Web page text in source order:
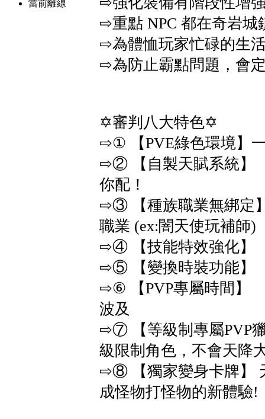
當前離線
⇨重點 NPC 都在奇岩城
⇨為體恤玩家忙碌的生
⇨為防止霸點問題，會
✡審判八大特色✡
⇨① 【PVE綠色環境】
⇨② 【自製天賦系統】
你配！
⇨③ 【種族職業無綁定
職業 (ex:闇天使玩補師)
⇨④ 【技能特效強化】
⇨⑤ 【變換時裝功能】
⇨⑥ 【PVP專屬時間】
波及
⇨⑦ 【等級制專屬PVP
級限制角色，不會天降
⇨⑧ 【獨家變身卡牌】
成怪物打怪物的新體驗!